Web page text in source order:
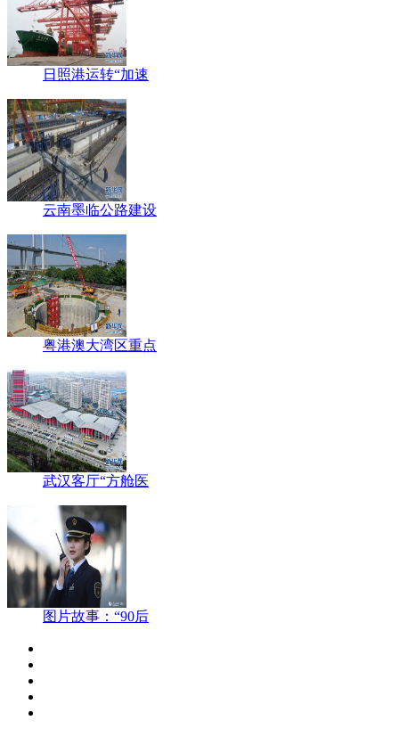
日照港运转“加速
云南墨临公路建设
粤港澳大湾区重点
武汉客厅“方舱医
图片故事：“90后